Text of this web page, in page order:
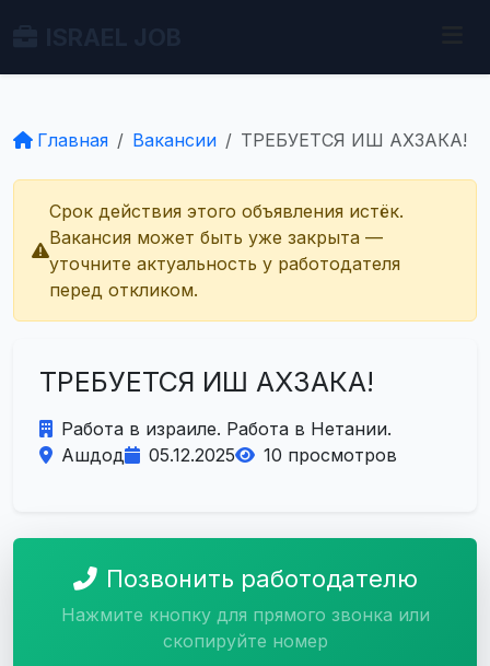
Главная Вакансии ТРЕБУЕТСЯ ИШ АХЗАКА!
Срок действия этого объявления истёк.
Вакансия может быть уже закрыта —
уточните актуальность у работодателя
перед откликом.
ТРЕБУЕТСЯ ИШ АХЗАКА!
Работа в израиле. Работа в Нетании.
Ашдод
05.12.2025 10 просмотров
Позвонить работодателю
Нажмите кнопку для прямого звонка или
скопируйте номер